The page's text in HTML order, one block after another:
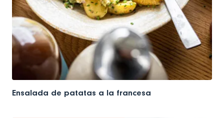
Ensalada de patatas a la francesa